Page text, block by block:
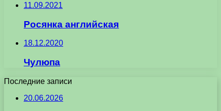
11.09.2021
Росянка английская
18.12.2020
Чулюпа
Последние записи
20.06.2026